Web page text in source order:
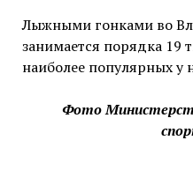
Лыжными гонками во
занимается порядка 19
наиболее популярных у
Фото